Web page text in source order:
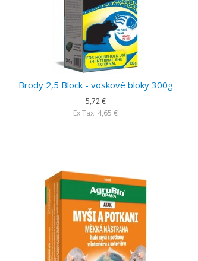
Brody 2,5 Block - voskové bloky 300g
5,72 €
Ex Tax: 4,65 €